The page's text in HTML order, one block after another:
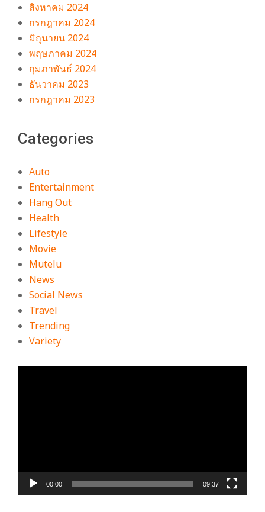
สิงหาคม 2024
กรกฎาคม 2024
มิถุนายน 2024
พฤษภาคม 2024
กุมภาพันธ์ 2024
ธันวาคม 2023
กรกฎาคม 2023
Categories
Auto
Entertainment
Hang Out
Health
Lifestyle
Movie
Mutelu
News
Social News
Travel
Trending
Variety
00:00 09:37